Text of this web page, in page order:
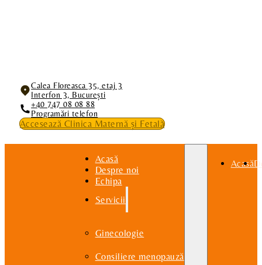
Calea Floreasca 35, etaj 3
Interfon 3, București
+40 747 08 08 88
Programări telefon
Accesează Clinica Maternă și Fetală
Acasă
Despre noi
Echipa
Servicii
Ginecologie
Consiliere menopauză
Acasă